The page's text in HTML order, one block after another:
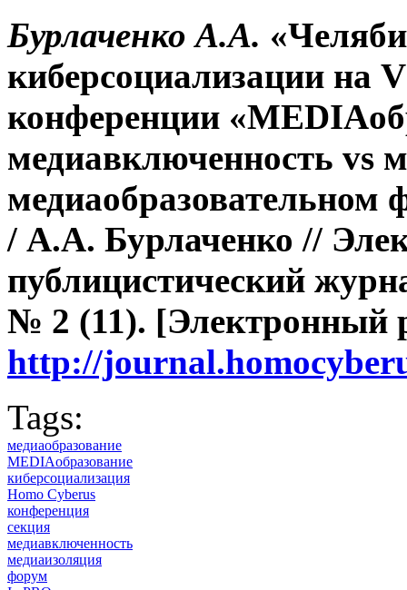
Бурлаченко А.А.
киберсоциализации на
конференции «MEDIA
медиавключенность vs
медиаобразовательном
/ А.А. Бурлаченко //
публицистический
№ 2 (11). [Электронный
http://
Tags:
медиаобразование
MEDIAобразование
киберсоциализация
Homo Cyberus
конференция
секция
медиавключенность
медиаизоляция
форум